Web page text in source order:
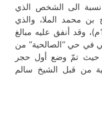
نسبة الى الشخص الذي
بن محمد الملا، والذي
أسسه في سنة 1338هـ (1919م)، وقد أنفق عليه مبالغ
في حي “الصالحية” من
حيث تمّ وضع أول حجر
من قبل الشيخ سالم